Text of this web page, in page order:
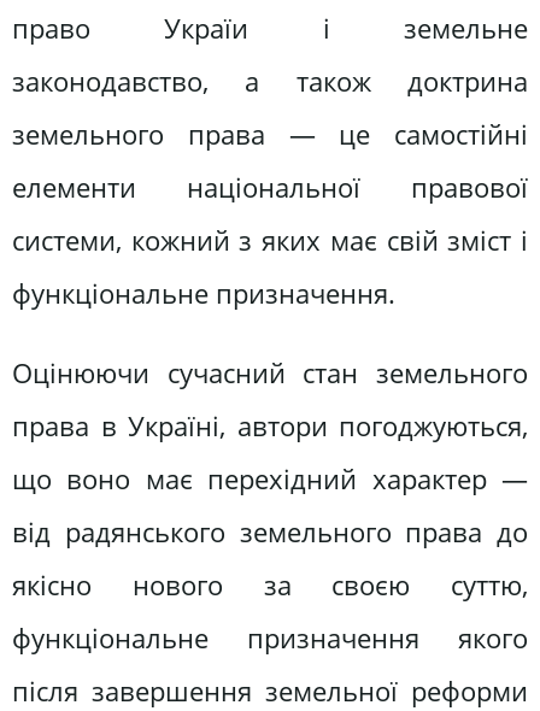
право Україи і земельне
законодавство, а також доктрина
земельного права — це самостійні
елементи національної правової
системи, кожний з яких має свій зміст і
функціональне призначення.
Оцінюючи сучасний стан земельного
права в Україні, автори погоджуються,
що воно має перехідний характер —
від радянського земельного права до
якісно нового за своєю суттю,
функціональне призначення якого
після завершення земельної реформи